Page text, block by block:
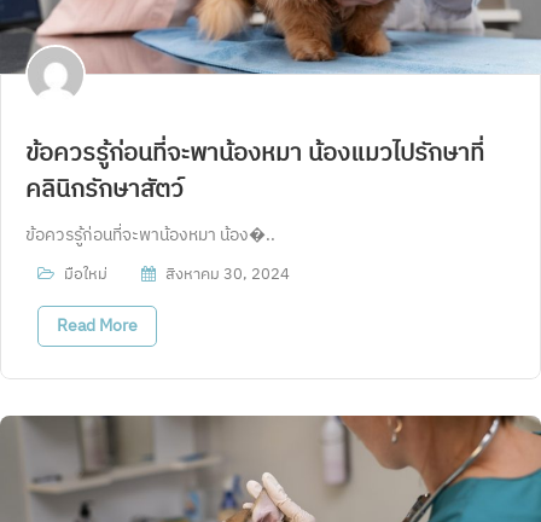
ข้อควรรู้ก่อนที่จะพาน้องหมา น้องแมวไปรักษาที่
คลินิกรักษาสัตว์
ข้อควรรู้ก่อนที่จะพาน้องหมา น้อง�..
มือใหม่ สิงหาคม 30, 2024
Read More